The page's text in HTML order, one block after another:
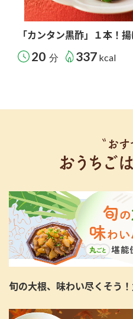
「カンタン黒酢」１本！
20 分 337 kcal
旬の大根、味わい尽くそう